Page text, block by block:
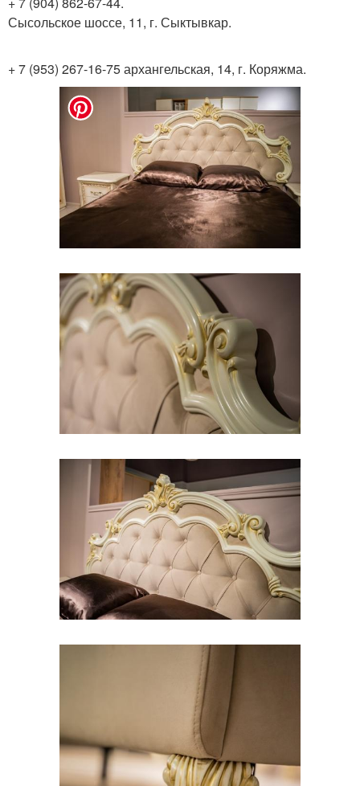
Сысольское шоссе, 11, г. Сыктывкар.
+ 7 (953) 267-16-75 архангельская, 14, г. Коряжма.